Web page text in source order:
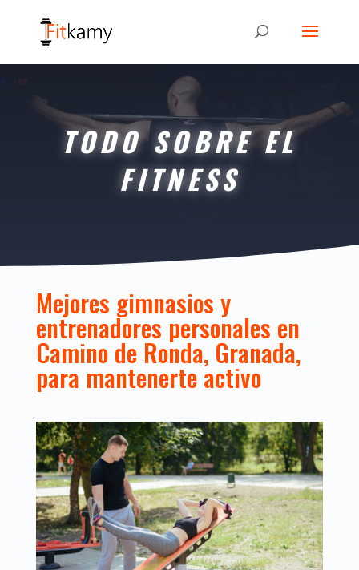
TODO SOBRE EL
FITNESS
Mejores gimnasios y
entrenadores personales en
Camino de Ronda, Granada,
para mantenerte activo